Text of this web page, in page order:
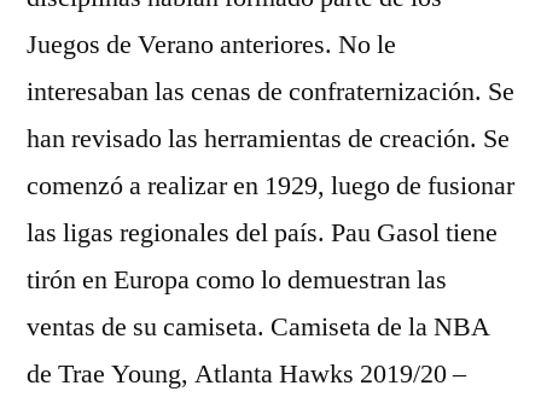
Juegos de Verano anteriores. No le
interesaban las cenas de confraternización. Se
han revisado las herramientas de creación. Se
comenzó a realizar en 1929, luego de fusionar
las ligas regionales del país. Pau Gasol tiene
tirón en Europa como lo demuestran las
ventas de su camiseta. Camiseta de la NBA
de Trae Young, Atlanta Hawks 2019/20 –